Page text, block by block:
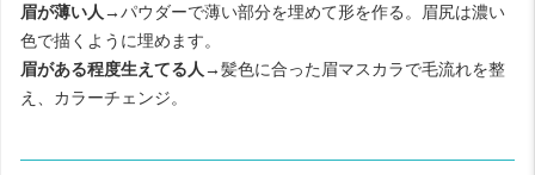
眉が薄い人→パウダーで薄い部分を埋めて形を作る。眉尻は濃い
色で描くように埋めます。
眉がある程度生えてる人→髪色に合った眉マスカラで毛流れを整
え、カラーチェンジ。